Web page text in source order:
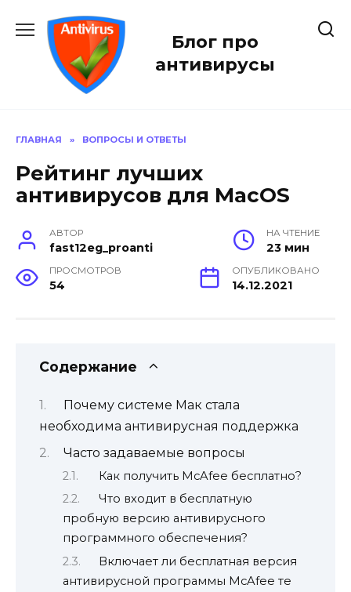
содержанию
Блог про
антивирусы
ГЛАВНАЯ » ВОПРОСЫ И ОТВЕТЫ
Рейтинг лучших
антивирусов для MacOS
АВТОР
fast12eg_proanti
НА ЧТЕНИЕ
23 мин
ПРОСМОТРОВ
54
ОПУБЛИКОВАНО
14.12.2021
Содержание
Почему системе Мак стала
необходима антивирусная поддержка
Часто задаваемые вопросы
Как получить McAfee бесплатно?
Что входит в бесплатную
пробную версию антивирусного
программного обеспечения?
Включает ли бесплатная версия
антивирусной программы McAfee те